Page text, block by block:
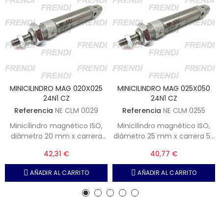
MINICILINDRO MAG 020X025
24N1 CZ
Referencia NE CLM 0029
Minicilindro magnético ISO,
diámetro 20 mm x carrera
Simple efecto - No
amortiguado
42,31 €
AÑADIR AL CARRITO
MINICILINDRO MAG 025X050
24N1 CZ
Referencia NE CLM 0255
Minicilindro magnético ISO,
diámetro 25 mm x carrera 50
Simple efecto - No
amortiguado
40,77 €
AÑADIR AL CARRITO